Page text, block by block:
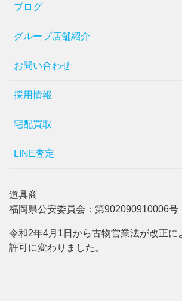
ブログ
グループ店舗紹介
お問い合わせ
採用情報
宅配買取
LINE査定
道具商
福岡県公安委員会：第902090910006号
令和2年4月1日から古物営業法が改正に
許可に変わりました。